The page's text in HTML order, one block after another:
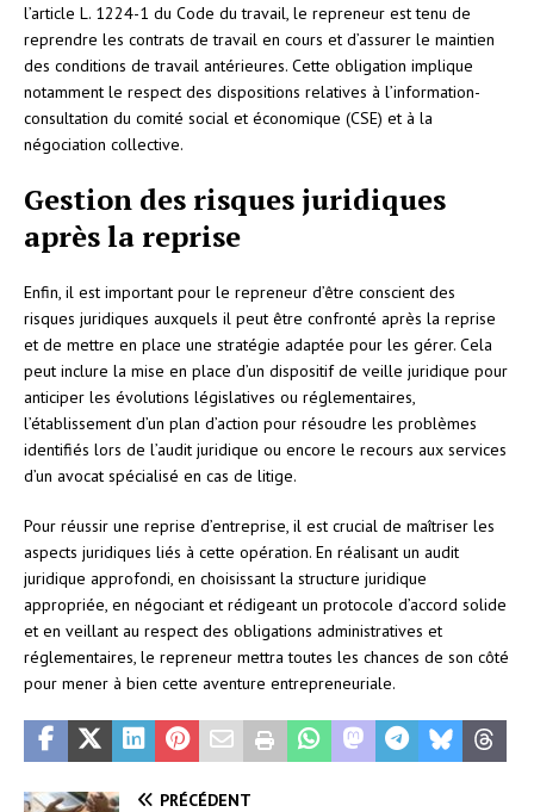
l’article L. 1224-1 du Code du travail, le repreneur est tenu de
reprendre les contrats de travail en cours et d’assurer le maintien
des conditions de travail antérieures. Cette obligation implique
notamment le respect des dispositions relatives à l’information-
consultation du comité social et économique (CSE) et à la
négociation collective.
Gestion des risques juridiques
après la reprise
Enfin, il est important pour le repreneur d’être conscient des
risques juridiques auxquels il peut être confronté après la reprise
et de mettre en place une stratégie adaptée pour les gérer. Cela
peut inclure la mise en place d’un dispositif de veille juridique pour
anticiper les évolutions législatives ou réglementaires,
l’établissement d’un plan d’action pour résoudre les problèmes
identifiés lors de l’audit juridique ou encore le recours aux services
d’un avocat spécialisé en cas de litige.
Pour réussir une reprise d’entreprise, il est crucial de maîtriser les
aspects juridiques liés à cette opération. En réalisant un audit
juridique approfondi, en choisissant la structure juridique
appropriée, en négociant et rédigeant un protocole d’accord solide
et en veillant au respect des obligations administratives et
réglementaires, le repreneur mettra toutes les chances de son côté
pour mener à bien cette aventure entrepreneuriale.
PRÉCÉDENT